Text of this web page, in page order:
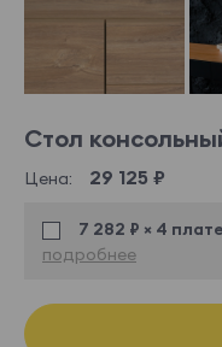
Стол
Цена: 29 125 ₽
7 282 ₽ × 4
подробнее